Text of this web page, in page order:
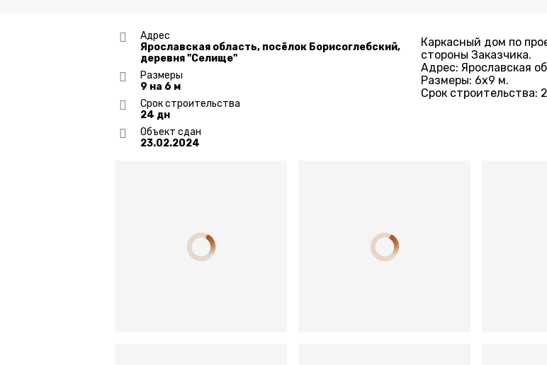
Адрес
Ярославская область, посёлок Борисоглебский,
деревня "Селище"
Размеры
9 на 6 м
Срок строительства
24 дн
Объект сдан
23.02.2024
Каркасный дом по
стороны Заказчика.
Адрес: Ярославская
Размеры: 6х9 м.
Срок строительства: